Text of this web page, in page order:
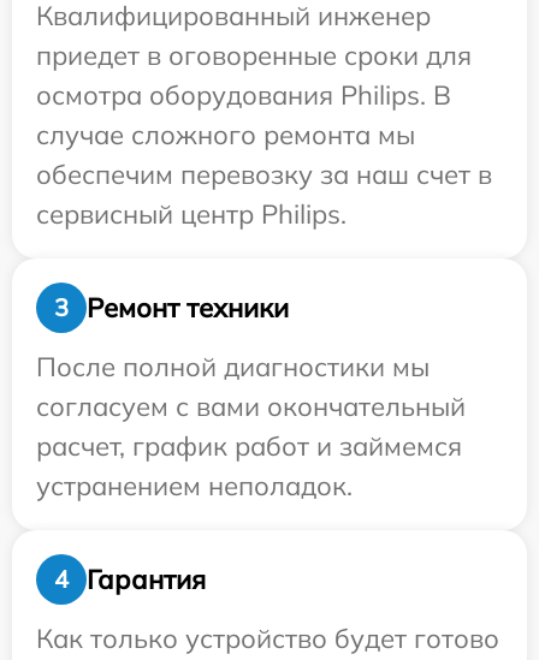
Квалифицированный инженер
приедет в оговоренные сроки для
осмотра оборудования Philips. В
случае сложного ремонта мы
обеспечим перевозку за наш счет в
сервисный центр Philips.
3
Ремонт техники
После полной диагностики мы
согласуем с вами окончательный
расчет, график работ и займемся
устранением неполадок.
4
Гарантия
Как только устройство будет готово